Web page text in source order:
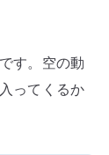
す。空の動
ってくるか